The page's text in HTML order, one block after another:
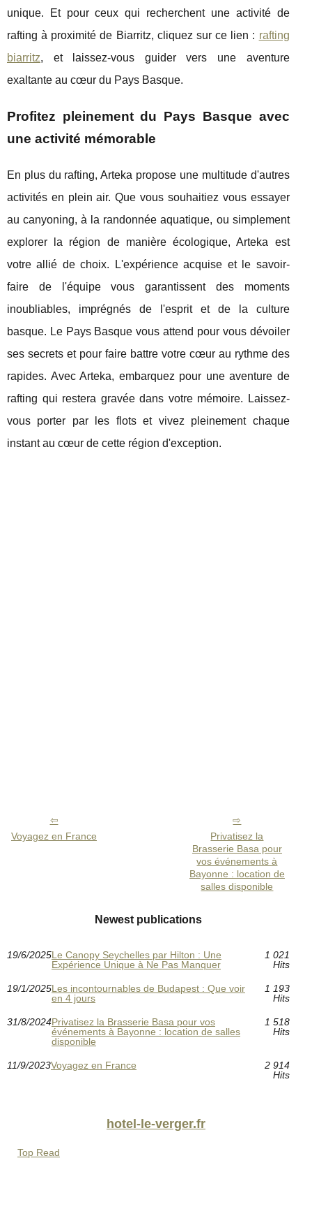
unique. Et pour ceux qui recherchent une activité de
rafting à proximité de Biarritz, cliquez sur ce lien : rafting
biarritz, et laissez-vous guider vers une aventure
exaltante au cœur du Pays Basque.
Profitez pleinement du Pays Basque avec
une activité mémorable
En plus du rafting, Arteka propose une multitude d'autres
activités en plein air. Que vous souhaitiez vous essayer
au canyoning, à la randonnée aquatique, ou simplement
explorer la région de manière écologique, Arteka est
votre allié de choix. L'expérience acquise et le savoir-
faire de l'équipe vous garantissent des moments
inoubliables, imprégnés de l'esprit et de la culture
basque. Le Pays Basque vous attend pour vous dévoiler
ses secrets et pour faire battre votre cœur au rythme des
rapides. Avec Arteka, embarquez pour une aventure de
rafting qui restera gravée dans votre mémoire. Laissez-
vous porter par les flots et vivez pleinement chaque
instant au cœur de cette région d'exception.
Voyagez en France
Privatisez la
Brasserie Basa pour
vos événements à
Bayonne : location de
salles disponible
Newest publications
19/6/2025Le Canopy Seychelles par Hilton : Une
Expérience Unique à Ne Pas Manquer
1 021
Hits
19/1/2025Les incontournables de Budapest : Que voir
en 4 jours
1 193
Hits
31/8/2024Privatisez la Brasserie Basa pour vos
événements à Bayonne : location de salles
disponible
1 518
Hits
11/9/2023Voyagez en France
2 914
Hits
hotel-le-verger.fr
Top Read